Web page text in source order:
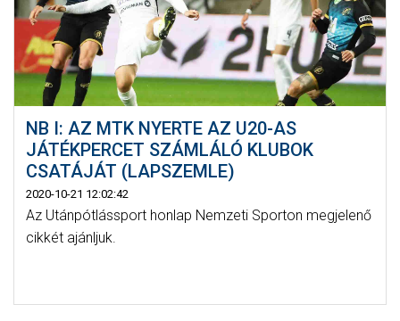
NB I: AZ MTK NYERTE AZ U20-AS
JÁTÉKPERCET SZÁMLÁLÓ KLUBOK
CSATÁJÁT (LAPSZEMLE)
2020-10-21 12:02:42
Az Utánpótlássport honlap Nemzeti Sporton megjelenő
cikkét ajánljuk.